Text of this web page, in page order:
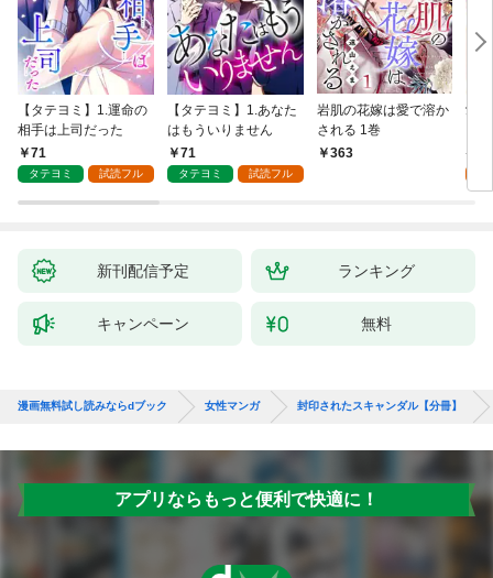
【タテヨミ】1.運命の
相手は上司だった
71
タテヨミ 試読フル
【タテヨミ】1.あなた
はもういりません
71
タテヨミ 試読フル
岩肌の花嫁は愛で溶か
される 1巻
363
愛
新刊配信予定 ランキング
キャンペーン 無料
漫画無料試し読みならdブック 女性マンガ 封印されたスキャンダル【分冊】
アプリならもっと便利で快適に！